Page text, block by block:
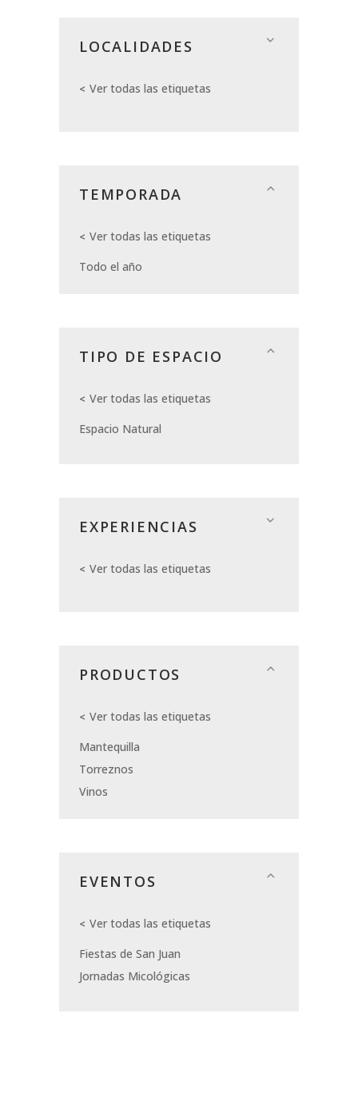
LOCALIDADES
Ver todas las etiquetas
TEMPORADA
Ver todas las etiquetas
Todo el año
TIPO DE ESPACIO
Ver todas las etiquetas
Espacio Natural
EXPERIENCIAS
Ver todas las etiquetas
PRODUCTOS
Ver todas las etiquetas
Mantequilla
Torreznos
Vinos
EVENTOS
Ver todas las etiquetas
Fiestas de San Juan
Jornadas Micológicas